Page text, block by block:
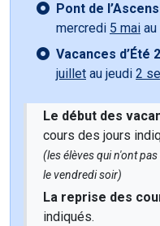
Pont de
mercredi 5 mai
Vacances d’Été
juillet au jeudi 2
Le début des
cours des jours
(les élèves qui n'ont
le vendredi soir)
La reprise des
indiqués.